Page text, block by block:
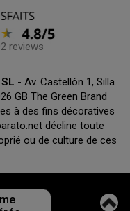
reviews
- Av. Castellón 1, Silla
GB The Green Brand
à des fins décoratives
décline toute
ou de culture de ces